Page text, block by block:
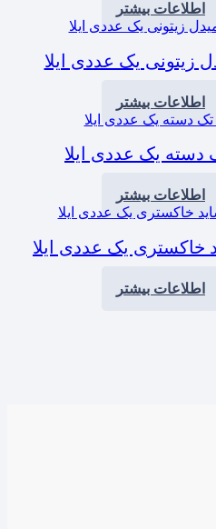
اطلاعات بیشتر
زیتونی یک عددی ایلا
اطلاعات بیشتر
دسته یک عددی ایلا
اطلاعات بیشتر
خاکستری یک عددی ایلا
اطلاعات بیشتر